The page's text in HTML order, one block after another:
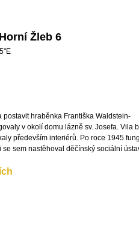
Žleb 6
hraběnka Františka Waldstein-
v okolí domu lázně sv. Josefa. Vila
především interiérů. Po roce 1945
sem nastěhoval děčínský sociální